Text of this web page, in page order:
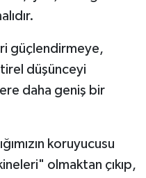
güçlendirmeye,
düşünceyi
daha geniş bir
koruyucusu
olmaktan çıkıp,